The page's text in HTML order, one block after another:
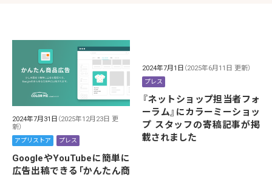
2024年7月31日 （2025年12月23日 更
新）
アプリストア プレス
GoogleやYouTubeに簡単に
広告出稿できる「かんたん商
2024年7月1日 （2025年6月11日 更新）
プレス
『ネットショップ担当者フォ
ーラム』にカラーミーショッ
プ スタッフの寄稿記事が掲
載されました